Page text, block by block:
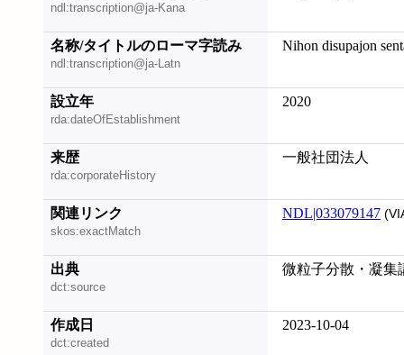
ndl:transcription@ja-Kana
名称/タイトルのローマ字読み
ndl:transcription@ja-Latn
Nihon disupajon
設立年
rda:dateOfEstablishment
2020
来歴
rda:corporateHistory
一般社団法人
関連リンク
skos:exactMatch
NDL|033079147
出典
dct:source
微粒子分散・凝集
作成日
dct:created
2023-10-04